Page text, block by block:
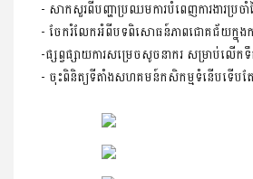
- សាកសួរពីបញ្ហាប្រឈមការបំពេញការងារប្រ
- ចែករំលែកអំពីបទពិសោធន៍ភាពជោគជ័យក្នុងការ
-ផ្សព្វផ្សាយការសម្រេចសូចនាករ សម្រាប់លើកទឹ
- ចុះពិនិត្យទីតាំងសហគមន៍កសិកម្មទំនើបទើបតែប